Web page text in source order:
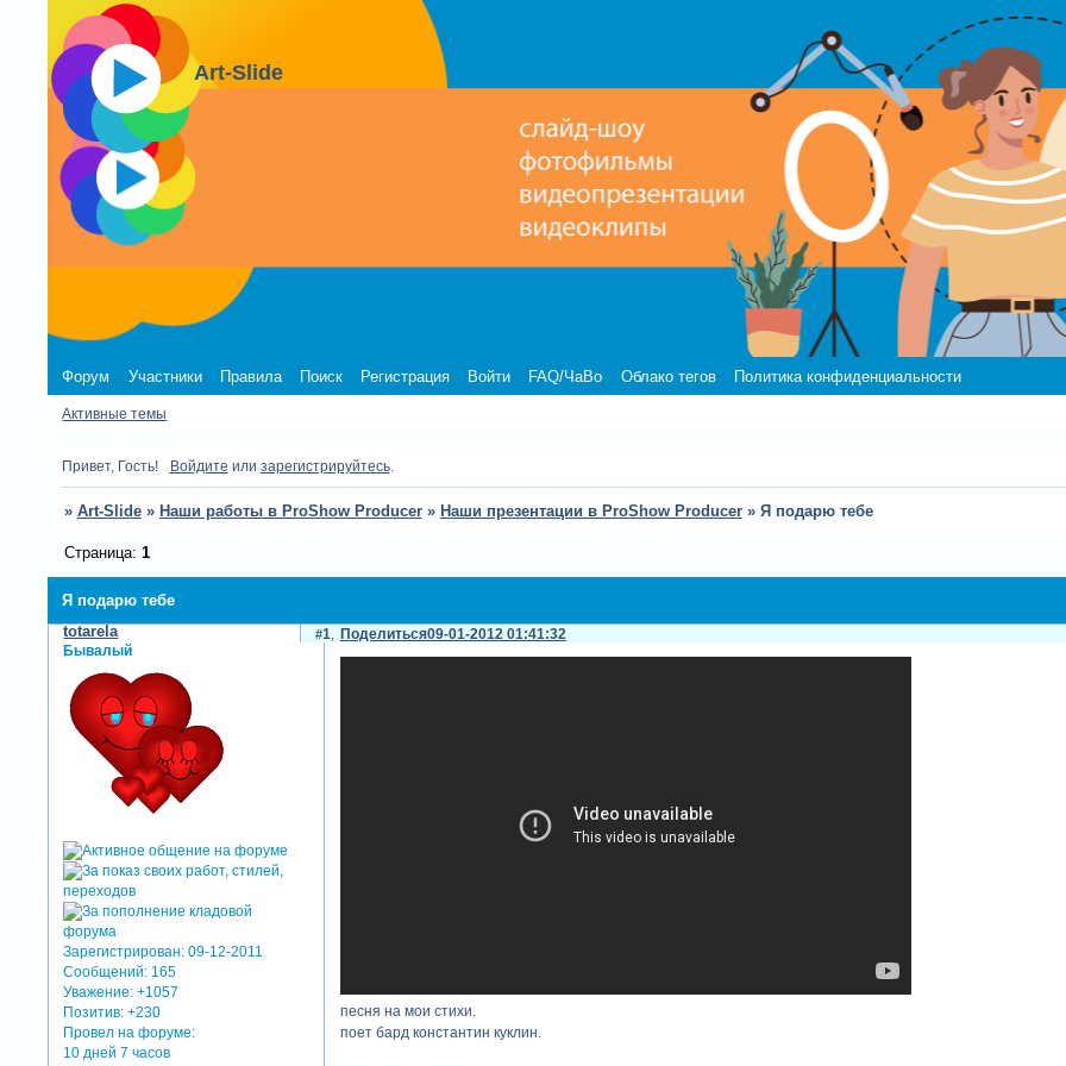
Art-Slide
Форум Участники Правила Поиск Регистрация Войти FAQ/ЧаВо Облако тегов Политика конфиденциальности
Активные темы
Привет, Гость! Войдите или зарегистрируйтесь.
» Art-Slide » Наши работы в ProShow Producer » Наши презентации в ProShow Producer » Я подарю тебе
Я подарю тебе
Страница: 1
Поделиться
1 09-01-2012 01:41:32
totarela
Бывалый
Зарегистрирован: 09-12-2011
Сообщений: 165
Уважение: +1057
Позитив: +230
Провел на форуме:
10 дней 7 часов
песня на мои стихи.
поет бард константин куклин.